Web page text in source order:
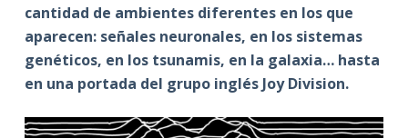
cantidad de ambientes diferentes en los que
aparecen: señales neuronales, en los sistemas
genéticos, en los tsunamis, en la galaxia… hasta
en una portada del grupo inglés Joy Division.